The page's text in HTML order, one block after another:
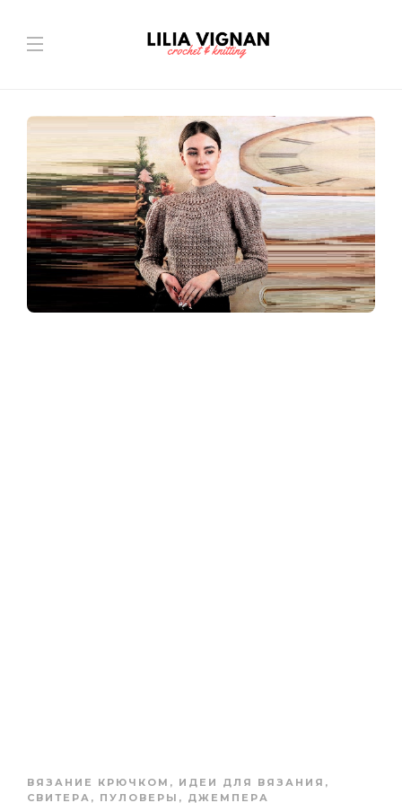
ВЯЗАНИЕ КРЮЧКОМ , ИДЕИ ДЛЯ ВЯЗАНИЯ ,
СВИТЕРА, ПУЛОВЕРЫ, ДЖЕМПЕРА